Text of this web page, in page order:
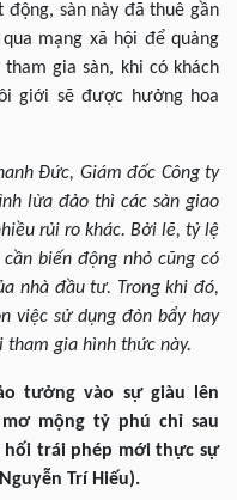
sàn này đã thuê gần
mạng xã hội để quảng
gia sàn, khi có khách
giới sẽ được hưởng hoa
Đức, Giám đốc Công ty
lừa đảo thì các sàn giao
rủi ro khác. Bởi lẽ, tỷ lệ
biến động nhỏ cũng có
nhà đầu tư. Trong khi đó,
việc sử dụng đòn bẩy hay
tham gia hình thức này.
tưởng vào sự giàu lên
mộng tỷ phú chỉ sau
hối trái phép mới thực sự
Trí Hiếu).